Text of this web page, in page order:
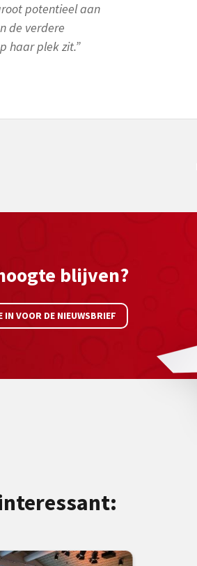
potentieel aan
de verdere
haar plek zit.”
blijven?
IN VOOR DE NIEUWSBRIEF